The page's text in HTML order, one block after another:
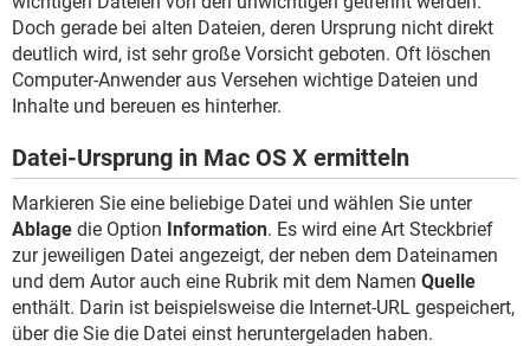
Doch gerade bei alten Dateien, deren Ursprung nicht direkt
deutlich wird, ist sehr große Vorsicht geboten. Oft löschen
Computer-Anwender aus Versehen wichtige Dateien und
Inhalte und bereuen es hinterher.
Datei-Ursprung in Mac OS X ermitteln
Markieren Sie eine beliebige Datei und wählen Sie unter
Ablage die Option Information. Es wird eine Art Steckbrief
zur jeweiligen Datei angezeigt, der neben dem Dateinamen
und dem Autor auch eine Rubrik mit dem Namen Quelle
enthält. Darin ist beispielsweise die Internet-URL gespeichert,
über die Sie die Datei einst heruntergeladen haben.